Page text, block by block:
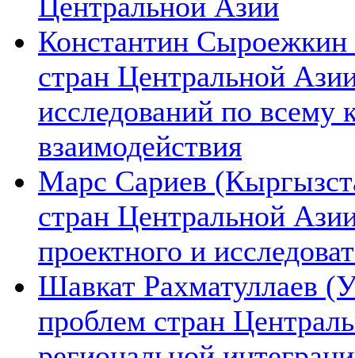
Константин Сыроежкин
стран Центральной
исследований по всему
взаимодействия
Марс Сариев
стран Центральной
проектного и
Шавкат Рахматуллаев
проблем стран